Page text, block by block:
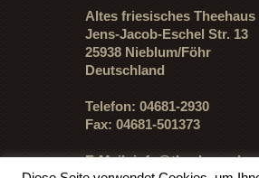
Altes friesisches Theehaus
Jens-Jacob-Eschel Str. 13
25938 Nieblum/Föhr
Deutschland
Telefon: 04681-2930
Fax: 04681-501373
E-Mail:info@theehaus.de